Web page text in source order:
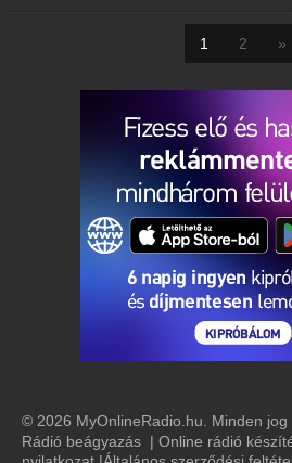
1 2 »
© 2026 MyOnlineRadio.hu. Minden jog
Rádió beágyazás | Online rádió